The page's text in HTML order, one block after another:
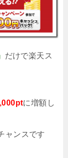
だけで楽天ス
に増額し
ャンスです